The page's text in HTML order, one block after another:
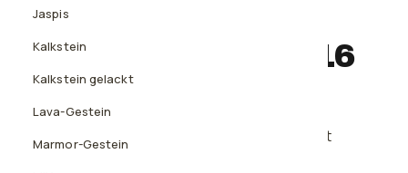
Jaspis
Kalkstein
Kalkstein gelackt
Lava-Gestein
Marmor-Gestein
ZIERKIES
Matmatakies, 12-16
mm
Grauer Dolomit-Kies zwischen Kies und Splitt